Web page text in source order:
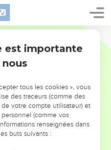
L’ÉVÉNEMENT
!
VOUS ÉVITER LES
?
est importante
tous les cookies », vous
des traceurs (comme des
votre compte utilisateur) et
(comme vos
renseignées dans
buts suivants :